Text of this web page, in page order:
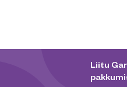
Liitu